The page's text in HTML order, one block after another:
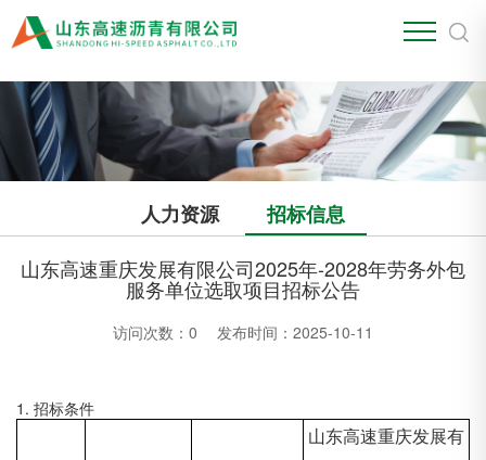
人力资源
招标信息
山东高速重庆发展有限公司2025年-2028年劳务外包
服务单位选取项目招标公告
访问次数： 0 发布时间：2025-10-11
1. 招标条件
山东高速重庆发展有